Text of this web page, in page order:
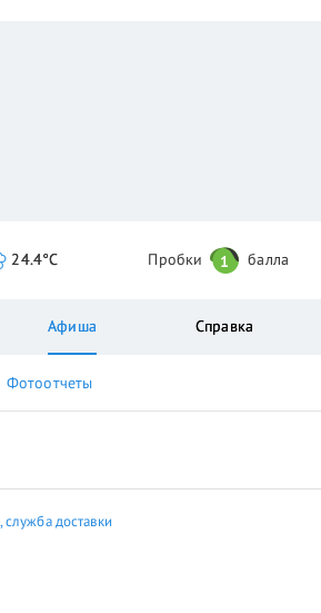
доставки
24.4°C Пробки 1 балла
Афиша Справка
Фотоотчеты